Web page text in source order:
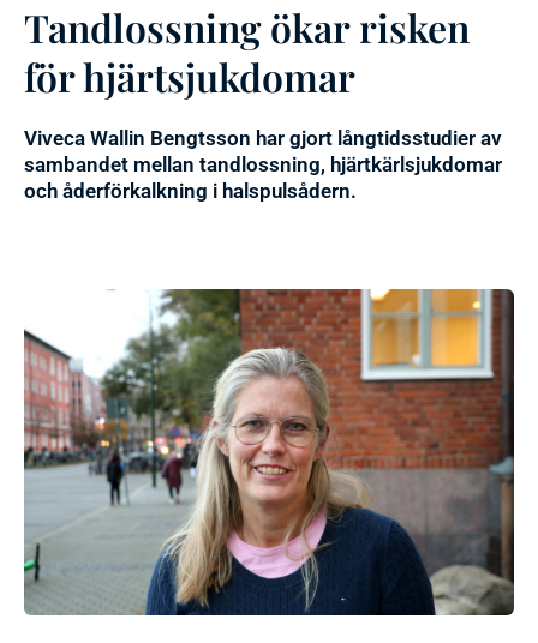
Tandlossning ökar risken
för hjärtsjukdomar
Viveca Wallin Bengtsson har gjort långtidsstudier av
sambandet mellan tandlossning, hjärtkärlsjukdomar
och åderförkalkning i halspulsådern.